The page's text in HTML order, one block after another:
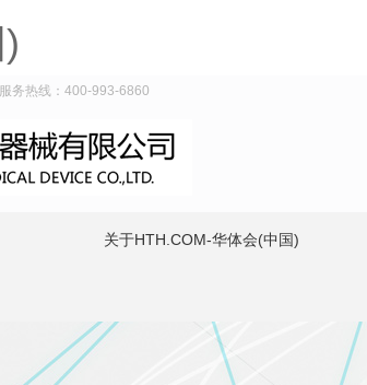
务热线：400-993-6860
关于HTH.COM-华体会(中国)